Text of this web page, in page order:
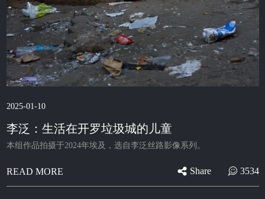
2025-01-10
李泛：生活在开罗垃圾城的儿童
本组作品拍摄于2024年埃及，选自李泛丝路影像系列。
READ MORE Share 3534